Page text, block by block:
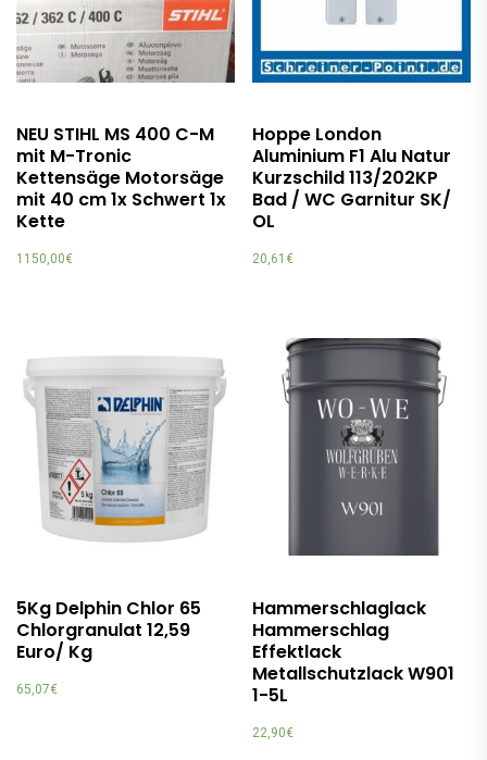
NEU STIHL MS 400 C-M
mit M-Tronic
Kettensäge Motorsäge
mit 40 cm 1x Schwert 1x
Kette
1150,00€
Hoppe London
Aluminium F1 Alu Natur
Kurzschild 113/202KP
Bad / WC Garnitur SK/
OL
20,61 €
5Kg Delphin Chlor 65
Chlorgranulat 12,59
Euro/ Kg
65,07€
Hammerschlaglack
Hammerschlag
Effektlack
Metallschutzlack W901
1-5L
22,90€